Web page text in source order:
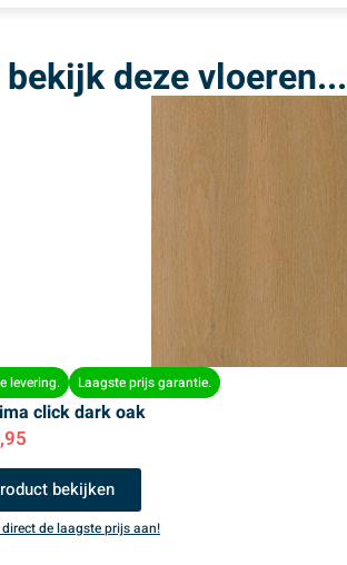
bekijk deze vloeren...
levering. Laagste prijs garantie.
click dark oak
bekijken
de laagste prijs aan!